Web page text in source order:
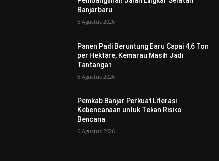
Banjarbaru
6 Agustus 2026
Panen Padi Beruntung Baru Capai 4,6 Ton
per Hektare, Kemarau Masih Jadi
Tantangan
6 Agustus 2026
Pemkab Banjar Perkuat Literasi
Kebencanaan untuk Tekan Risiko
Bencana
6 Agustus 2026